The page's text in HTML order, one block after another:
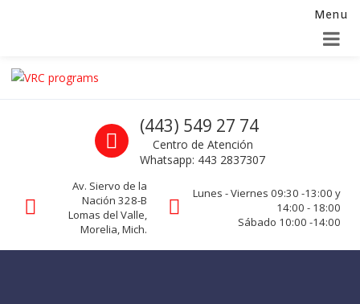
Menu
Skip to navigation
Skip to content
La seguridad de su empresa es nuestro negocio.
Call us
(443) 549 27 74
Centro de Atención
Whatsapp: 443 2837307
Av. Siervo de la
Nación 328-B
Lomas del Valle,
Morelia, Mich.
Lunes - Viernes 09:30 -13:00 y
14:00 - 18:00
Sábado 10:00 -14:00